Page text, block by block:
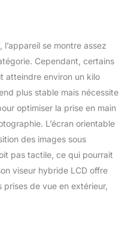
se montre assez
Cependant, certains
atteindre environ un kilo
plus stable mais nécessite
optimiser la prise en main
L’écran orientable
des images sous
pas tactile, ce qui pourrait
viseur hybride LCD offre
de vue en extérieur,